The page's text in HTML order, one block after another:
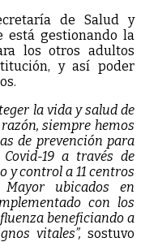
de Salud y
está gestionando la
los otros adultos
y así poder
la vida y salud de
siempre hemos
de prevención para
19 a través de
y control a 11 centros
ubicados en
con los
beneficiando a
vitales”, sostuvo